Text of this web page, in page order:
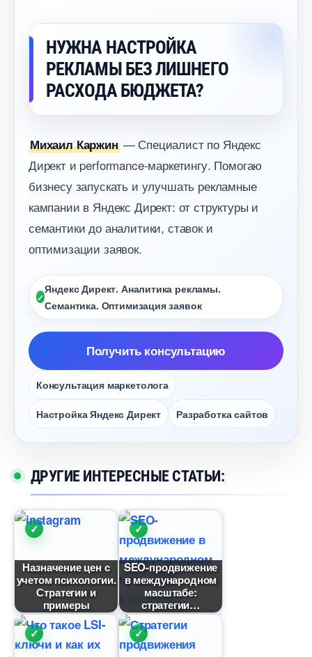
НУЖНА НАСТРОЙКА
РЕКЛАМЫ БЕЗ ЛИШНЕГО
РАСХОДА БЮДЖЕТА?
Михаил Каржин— Специалист по Яндекс
Директ и performance-маркетингу. Помогаю
изнесу запускать и улучшать рекламные
кампании в Яндекс Директ: от структуры и
семантики до аналитики, ставок и
оптимизации заявок.
Яндекс Директ. Аналитика рекламы.
Семантика. Оптимизация заявок
Получить консультацию
Консультация маркетолога
Настройка Яндекс Директ Разработка сайто
ДРУГИЕ ИНТЕРЕСНЫЕ СТАТЬИ:
Назначение цен с
учетом психологии.
Стратегии и
примеры
SEO-продвижение
международном
масштабе:
стратегии